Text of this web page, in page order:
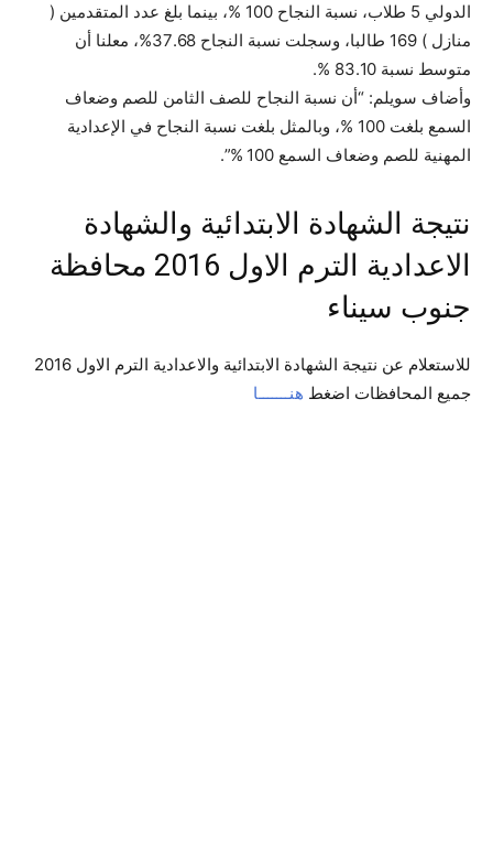
الدولي 5 طلاب، نسبة النجاح 100 %، بينما بلغ عدد المتقدمين (
منازل ) 169 طالبا، وسجلت نسبة النجاح 37.68%، معلنا أن
متوسط نسبة 83.10 %.
وأضاف سويلم: “أن نسبة النجاح للصف الثامن للصم وضعاف
السمع بلغت 100 %، وبالمثل بلغت نسبة النجاح في الإعدادية
المهنية للصم وضعاف السمع 100 %”.
نتيجة الشهادة الابتدائية والشهادة
الاعدادية الترم الاول 2016 محافظة
جنوب سيناء
للاستعلام عن نتيجة الشهادة الابتدائية والاعدادية الترم الاول 2016
جميع المحافظات اضغط هنـــــــا